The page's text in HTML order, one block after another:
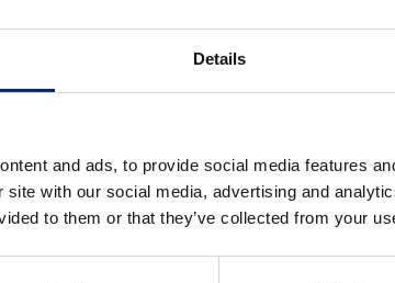
Details
and ads, to provide social media features
site with our social media, advertising and
to them or that they’ve collected from your
atau informasi atau konten apa
data peta, lalu lintas, dan petunjuk
berbeda dari Konten. Anda harus
yang diberikan di jalan,
jalur, blokade jalan, rambu
menggunakan Layanan atau
setiap saat atas perilaku Anda dan